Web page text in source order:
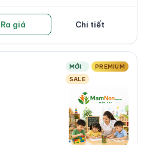
Ra giá Chi tiết
MỚI
PREMIUM
SALE